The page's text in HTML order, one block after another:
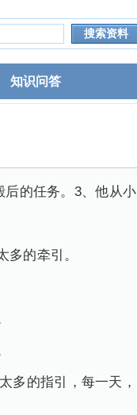
知识问答
后的任务。3、他从小
的牵引。
多的指引，每一天，